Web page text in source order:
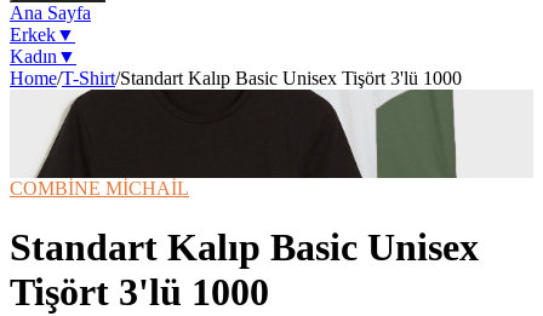
Ana Sayfa
Erkek▼
Kadın ▼
Home/T-Shirt/Standart Kalıp Basic Unisex Tişört 3'lü 1000
1
📦 Kargo Bedava
COMBİNE MİCHAİL
Standart Kalıp Basic Unisex
Tişört 3'lü 1000